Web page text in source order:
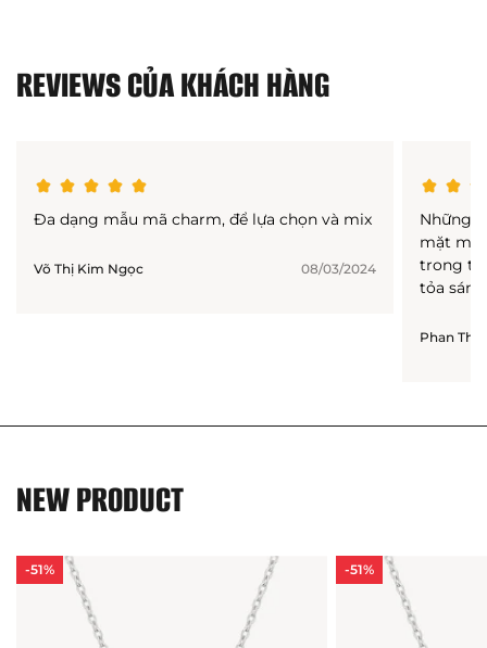
REVIEWS CỦA KHÁCH HÀNG
Đa dạng mẫu mã charm, để lựa chọn và mix
Võ Thị Kim Ngọc 08/03/2024
Những
mặt
trong
tỏa sáng
Phan Thị
NEW PRODUCT
-51% -51%